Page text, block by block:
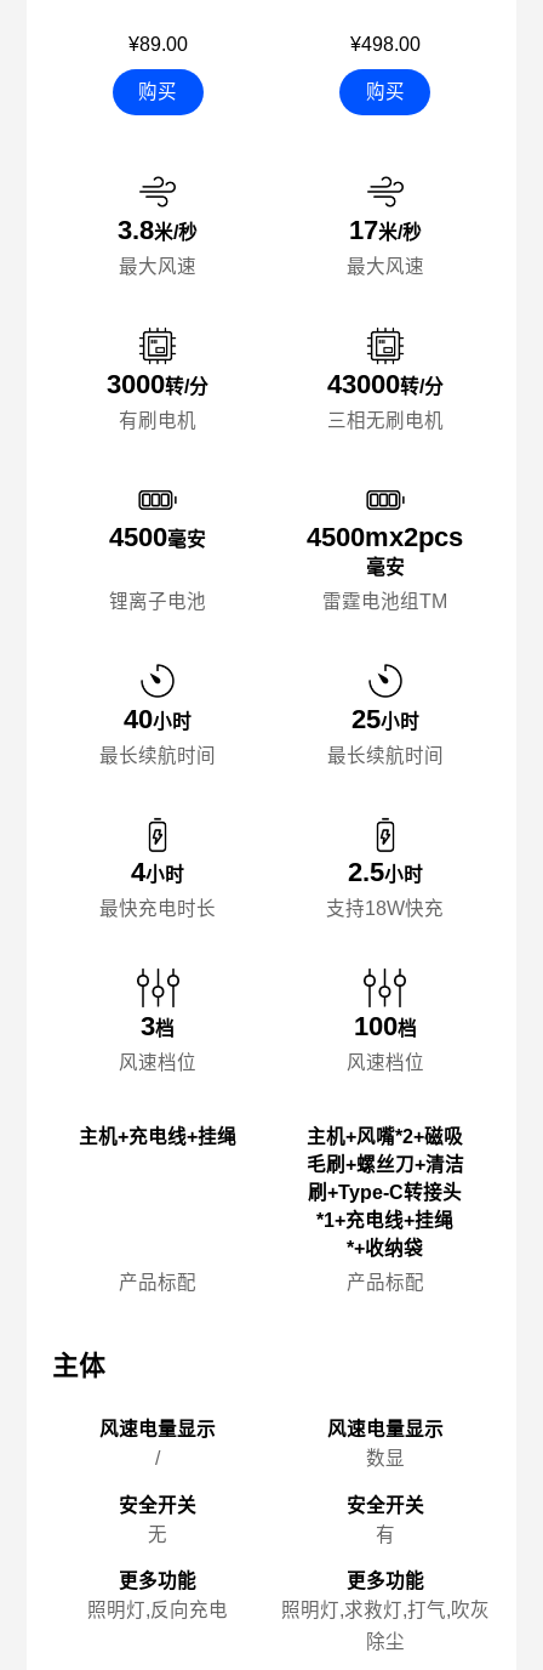
¥89.00
购买
3.8米/秒
最大风速
3000转/分
有刷电机
4500毫安
锂离子电池
40小时
最长续航时间
4小时
最快充电时长
3档
风速档位
主机+充电线+挂绳
产品标配
主体
风速电量显示
/
安全开关
无
更多功能
照明灯,反向充电
¥498.00
购买
17米/秒
最大风速
43000转/分
三相无刷电机
4500mx️2pcs
毫安
雷霆电池组TM
25小时
最长续航时间
2.5小时
支持18W快充
100档
风速档位
主机+风嘴*2+磁吸
毛刷+螺丝刀+清洁
刷+Type-C转接头
*1+充电线+挂绳
*+收纳袋
产品标配
风速电量显示
数显
安全开关
有
更多功能
照明灯,求救灯,打气,吹灰
除尘